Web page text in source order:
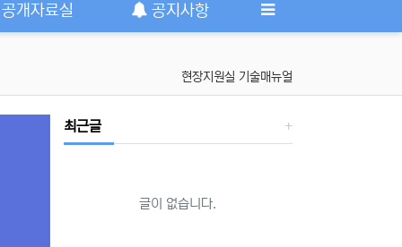
개자료실 공지사항
현장지원실 기술매뉴얼
최근글
글이 없습니다.